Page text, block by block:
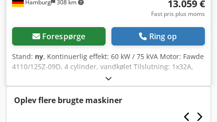
Hamburg 308 km 13.059 €
Fast pris plus moms
Forespørge Ring op
Stand: ny, Kontinuerlig effekt: 60 kW / 75 kVA Motor: Fawde
4110/125Z-09D, 4 cylinder, vandkølet Tilslutning: 1x32A,
1x64A 1x220V Dodpoh Nqymefx Am Sswa Stikkontakter
eller afbrydere, valgfri 125A stikdåse Frekvens: 50Hz
Spænding: 400/230V inklusiv elektronisk hastighedskontrol,
AVR, batterioplader, forvarmer Comap AMF8 kontrol med
Oplev flere brugte maskiner